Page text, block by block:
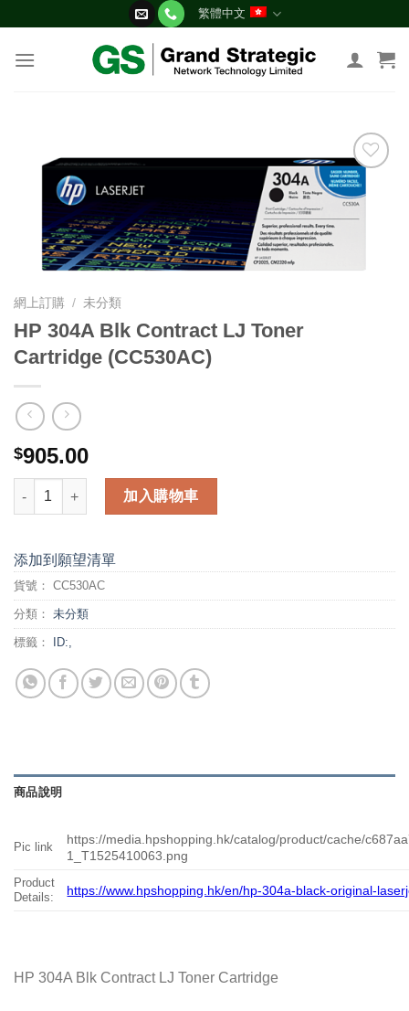
content
繁體中文
添加
到願
望清
網上訂購 / 未分類
HP 304A Blk Contract LJ Toner
Cartridge (CC530AC)
$905.00
HP 304A Blk Contract LJ Toner Cartridge (CC530AC) 數量
加入購物車
添加到願望清單
貨號： CC530AC
分類： 未分類
標籤： ID:,
商品說明
Pic link
https://media.hpshopping.hk/catalog/product/cache/
1_T1525410063.png
Product
Details:
https://www.hpshopping.hk/en/hp-304a-black-original-
HP 304A Blk Contract LJ Toner Cartridge